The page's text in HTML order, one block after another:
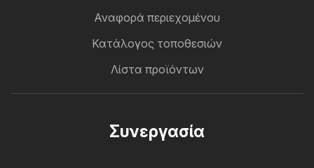
Αναφορά περιεχομένου
Κατάλογος τοποθεσιών
Λίστα προϊόντων
Συνεργασία